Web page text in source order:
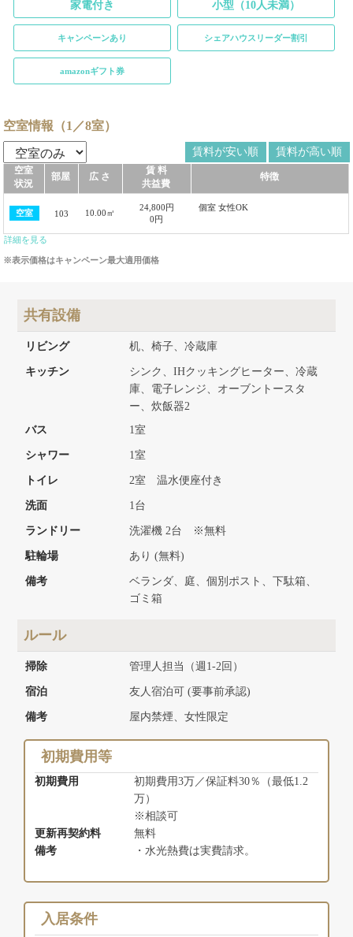
家電付き 小型（10人未満）
キャンペーンあり シェアハウスリーダー割引
amazonギフト券
空室情報（1／8室）
賃料が安い順 賃料が高い順
空室
状況
部屋 広 さ
賃 料
共益費
特徴
空室 103 10.00㎡
24,800円
0円
個室 女性OK
詳細を見る
※表示価格はキャンペーン最大適用価格
共有設備
リビング 机、椅子、冷蔵庫
キッチン
シンク、IHクッキングヒーター、冷蔵
庫、電子レンジ、オーブントースタ
ー、炊飯器2
バス
1室
シャワー 1室
トイレ 2室 温水便座付き
洗面 1台
ランドリー 洗濯機 2台 ※無料
駐輪場 あり (無料)
備考
ベランダ、庭、個別ポスト、下駄箱、
ゴミ箱
ルール
掃除 管理人担当（週1-2回）
宿泊 友人宿泊可 (要事前承認)
備考 屋内禁煙、女性限定
初期費用等
初期費用
初期費用3万／保証料30％（最低1.2
万）
※相談可
更新再契約料
無料
備考
・水光熱費は実費請求。
入居条件